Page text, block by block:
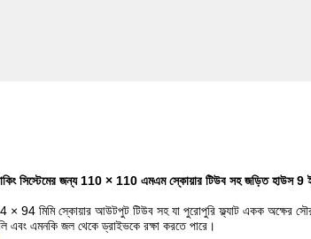
সিস্টেমের জন্য 110 × 110 এমএম স্কোয়ার টিউব সহ জড়িত হাউস 9
মিমি স্কোয়ার আউটপুট টিউব সহ যা পুরোপুরি ফ্ল্যাট একক অক্ষের সৌর
এবং এমনকি জল থেকে ড্রাইভকে রক্ষা করতে পারে।